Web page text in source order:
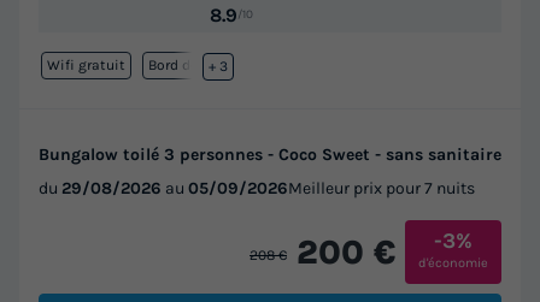
8.9/10
Wifi gratuit Bord de mer
+ 3
Bungalow toilé 3 personnes - Coco Sweet - sans sanitaire
du 29/08/2026 au 05/09/2026Meilleur prix pour 7 nuits
208 € 200 € -3%
d'économie